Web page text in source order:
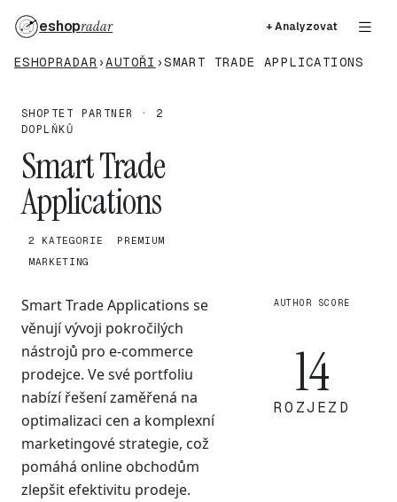
eshopradar + Analyzovat
ESHOPRADAR ›AUTOŘI ›SMART TRADE APPLICATIONS
SHOPTET PARTNER · 2
DOPLŇKŮ
Smart Trade
Applications
2 KATEGORIE
PREMIUM
MARKETING
Smart Trade Applications se
věnují vývoji pokročilých
nástrojů pro e-commerce
prodejce. Ve své portfoliu
nabízí řešení zaměřená na
optimalizaci cen a komplexní
marketingové strategie, což
pomáhá online obchodům
zlepšit efektivitu prodeje.
AUTHOR SCORE
14
ROZJEZD